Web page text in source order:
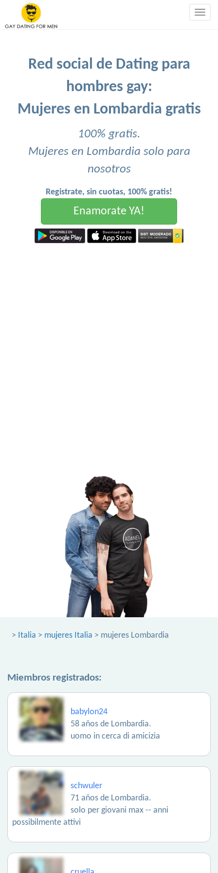
Red social de Dating para
hombres gay:
Mujeres en Lombardia gratis
100% gratis.
Mujeres en Lombardia solo para
nosotros
Registrate, sin cuotas, 100% gratis!
Enamorate YA!
> Italia > mujeres Italia > mujeres Lombardia
Miembros registrados:
babylon24
58 años de Lombardia.
uomo in cerca di amicizia
schwuler
71 años de Lombardia.
solo per giovani max -- anni
possibilmente attivi